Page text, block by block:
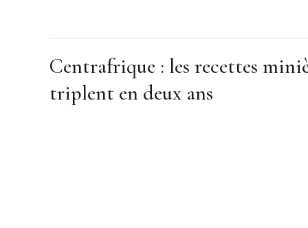
Centrafrique : les recettes
triplent en deux ans